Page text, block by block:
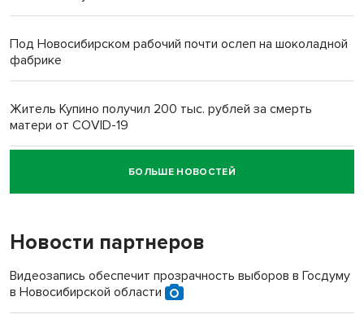
Под Новосибирском рабочий почти ослеп на шоколадной
фабрике
Житель Купино получил 200 тыс. рублей за смерть
матери от COVID-19
Новосибирский суд наказал водителя за смерть
пенсионерки на вокзале
«Мы живём на пастбище!»: в новосибирском селе лошади
терроризируют жителей
Инвалид получил условный срок за избиение врачей
БОЛЬШЕ НОВОСТЕЙ
Новости партнеров
Видеозапись обеспечит прозрачность выборов в Госдуму
в Новосибирской области